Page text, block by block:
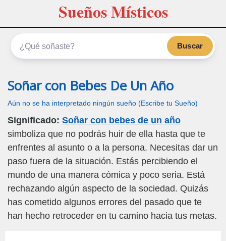
Sueños Místicos
Buscar
Soñar con Bebes De Un Año
Aún no se ha interpretado ningún sueño (Escribe tu Sueño)
Significado: Soñar con bebes de un año
simboliza que no podrás huir de ella hasta que te
enfrentes al asunto o a la persona. Necesitas dar un
paso fuera de la situación. Estás percibiendo el
mundo de una manera cómica y poco seria. Está
rechazando algún aspecto de la sociedad. Quizás
has cometido algunos errores del pasado que te
han hecho retroceder en tu camino hacia tus metas.